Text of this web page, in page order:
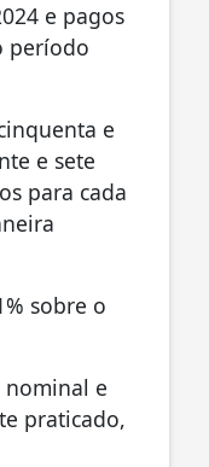
e pagos
período
e
e sete
para cada
sobre o
e
praticado,